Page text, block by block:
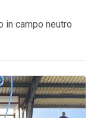
in campo neutro